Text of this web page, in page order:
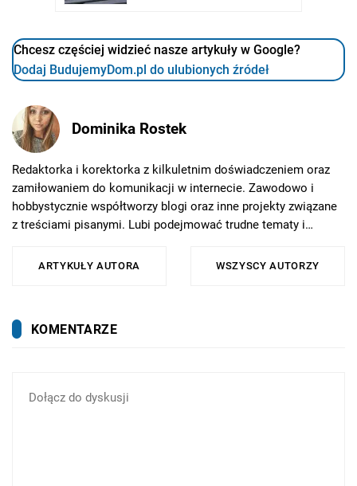
Chcesz częściej widzieć nasze artykuły w Google?
Dodaj BudujemyDom.pl do ulubionych źródeł
Dominika Rostek
Redaktorka i korektorka z kilkuletnim doświadczeniem oraz
zamiłowaniem do komunikacji w internecie. Zawodowo i
hobbystycznie współtworzy blogi oraz inne projekty związane
z treściami pisanymi. Lubi podejmować trudne tematy i
jasność i styl.W wolnych chwilach najchętniej podróżuje -
ARTYKUŁY AUTORA WSZYSCY AUTORZY
KOMENTARZE